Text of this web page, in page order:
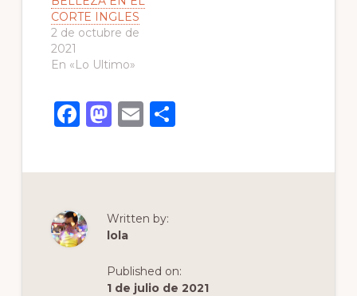
CORTE INGLES
2 de octubre de
2021
En «Lo Ultimo»
F
c
b
o
M
st
d
o
n
E
ai
C
m
r
Written by:
lola
Published on:
1 de julio de 2021